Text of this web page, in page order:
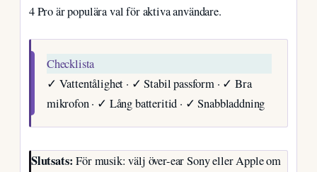
4 Pro är populära val för aktiva användare.
Checklista
✓ Vattentålighet · ✓ Stabil passform · ✓ Bra
mikrofon · ✓ Lång batteritid · ✓ Snabbladdning
Slutsats: För musik: välj över-ear Sony eller Apple om